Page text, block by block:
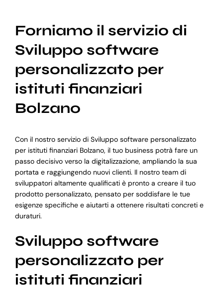
Forniamo il servizio di
Sviluppo software
personalizzato per
istituti finanziari
Bolzano
Con il nostro servizio di Sviluppo software personalizzato
per istituti finanziari Bolzano, il tuo business potrà fare un
passo decisivo verso la digitalizzazione, ampliando la sua
portata e raggiungendo nuovi clienti. Il nostro team di
sviluppatori altamente qualificati è pronto a creare il tuo
prodotto personalizzato, pensato per soddisfare le tue
esigenze specifiche e aiutarti a ottenere risultati concreti e
duraturi.
Sviluppo software
personalizzato per
istituti finanziari